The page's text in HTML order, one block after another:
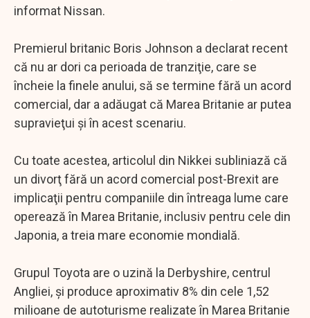
informat Nissan.
Premierul britanic Boris Johnson a declarat recent
că nu ar dori ca perioada de tranziţie, care se
încheie la finele anului, să se termine fără un acord
comercial, dar a adăugat că Marea Britanie ar putea
supravieţui şi în acest scenariu.
Cu toate acestea, articolul din Nikkei subliniază că
un divorţ fără un acord comercial post-Brexit are
implicaţii pentru companiile din întreaga lume care
operează în Marea Britanie, inclusiv pentru cele din
Japonia, a treia mare economie mondială.
Grupul Toyota are o uzină la Derbyshire, centrul
Angliei, şi produce aproximativ 8% din cele 1,52
milioane de autoturisme realizate în Marea Britanie